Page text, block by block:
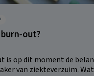
out?
is op dit moment de
van ziekteverzuim.